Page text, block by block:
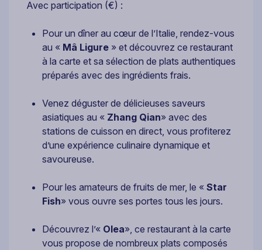
Avec participation (€) :
Pour un dîner au cœur de l’Italie, rendez-vous
au « Mâ Ligure » et découvrez ce restaurant
à la carte et sa sélection de plats authentiques
préparés avec des ingrédients frais.
Venez déguster de délicieuses saveurs
asiatiques au « Zhang Qian» avec des
stations de cuisson en direct, vous profiterez
d’une expérience culinaire dynamique et
savoureuse.
Pour les amateurs de fruits de mer, le « Star
Fish» vous ouvre ses portes tous les jours.
Découvrez l’« Olea», ce restaurant à la carte
vous propose de nombreux plats composés